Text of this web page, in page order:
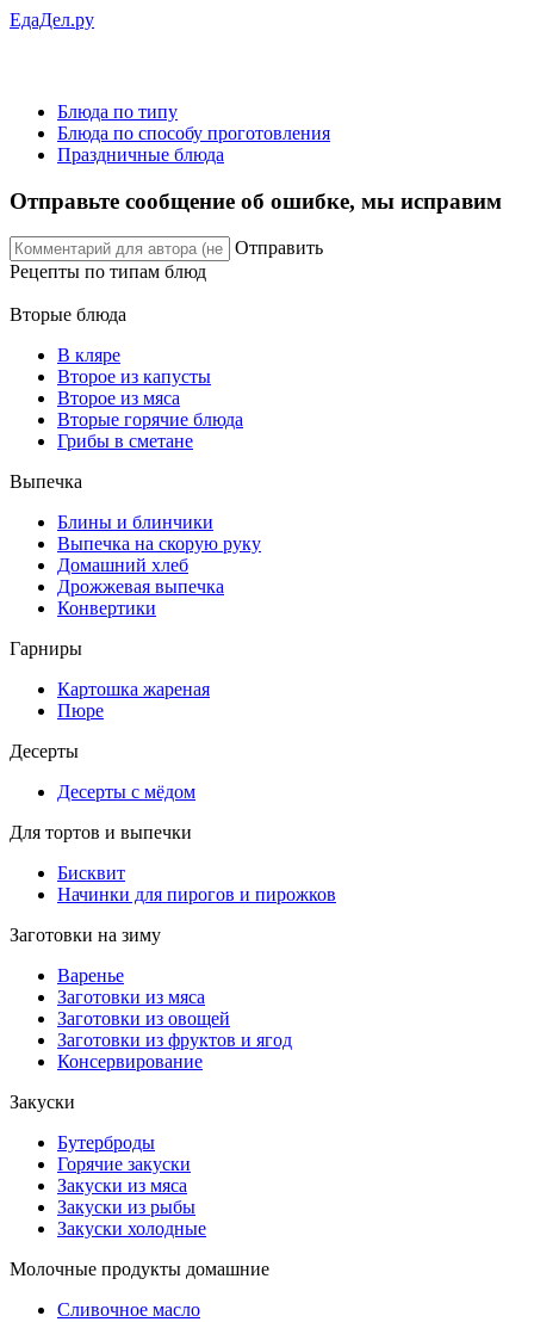
ЕдаДел.ру
Блюда по типу
Блюда по способу проготовления
Праздничные блюда
Отправьте сообщение об ошибке, мы исправим
Отправить
Рецепты по типам блюд
Вторые блюда
В кляре
Второе из капусты
Второе из мяса
Вторые горячие блюда
Грибы в сметане
Выпечка
Блины и блинчики
Выпечка на скорую руку
Домашний хлеб
Дрожжевая выпечка
Конвертики
Гарниры
Картошка жареная
Пюре
Десерты
Десерты с мёдом
Для тортов и выпечки
Бисквит
Начинки для пирогов и пирожков
Заготовки на зиму
Варенье
Заготовки из мяса
Заготовки из овощей
Заготовки из фруктов и ягод
Консервирование
Закуски
Бутерброды
Горячие закуски
Закуски из мяса
Закуски из рыбы
Закуски холодные
Молочные продукты домашние
Сливочное масло